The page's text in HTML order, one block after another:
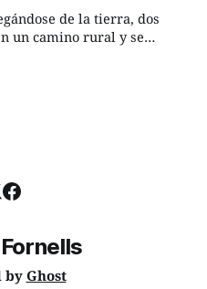
de la tierra, dos
un camino rural y se
acabo de
byGhost